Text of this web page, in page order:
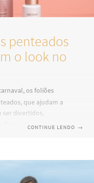
penteados
o look no
os foliões
que ajudam a
ser divertidos,
que aquela mecha
ensinam opções
e texturas
CONTINUE LENDO →